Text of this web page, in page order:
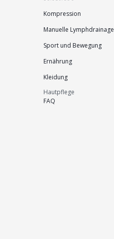
Kompression
Manuelle Lymphdrainage
Sport und Bewegung
Ernährung
Kleidung
Hautpflege
FAQ